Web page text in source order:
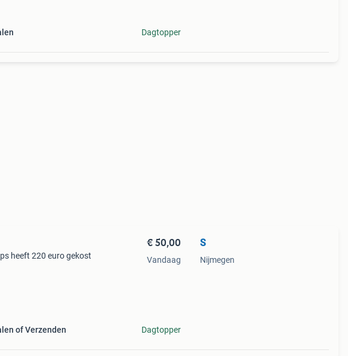
Dagtopper
heeft 220 euro gekost
of Verzenden
€ 50,00
Vandaag
Dagtopper
S
Nijmegen